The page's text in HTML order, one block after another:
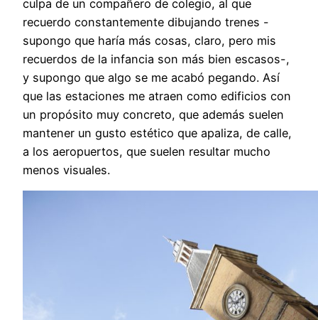
culpa de un compañero de colegio, al que
recuerdo constantemente dibujando trenes -
supongo que haría más cosas, claro, pero mis
recuerdos de la infancia son más bien escasos-,
y supongo que algo se me acabó pegando. Así
que las estaciones me atraen como edificios con
un propósito muy concreto, que además suelen
mantener un gusto estético que apaliza, de calle,
a los aeropuertos, que suelen resultar mucho
menos visuales.